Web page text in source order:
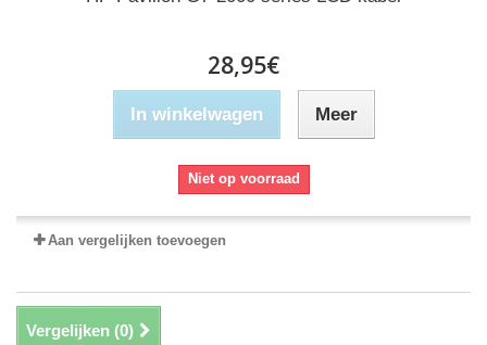
28,95€
In winkelwagen Meer
Niet op voorraad
Aan vergelijken toevoegen
Vergelijken (0)